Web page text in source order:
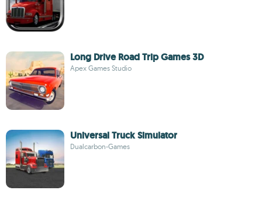
Long Drive Road Trip Games 3D
Apex Games Studio
Universal Truck Simulator
Dualcarbon-Games